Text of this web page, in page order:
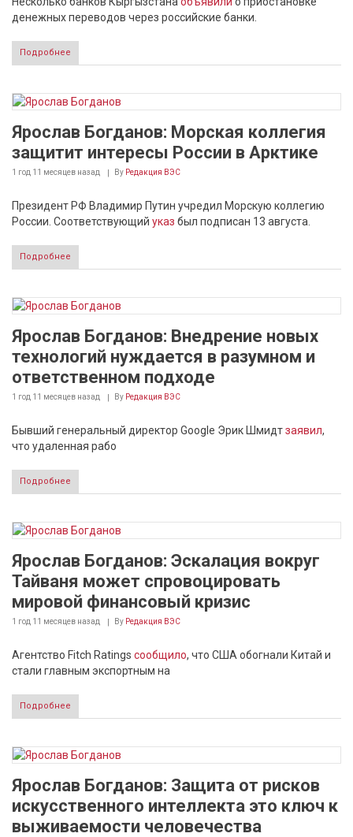
денежных переводов через российские банки.
Подробнее
Ярослав Богданов: Морская коллегия
защитит интересы России в Арктике
1 год 11 месяцев назад By Редакция ВЭС
Президент РФ Владимир Путин учредил Морскую коллегию
России. Соответствующий указ был подписан 13 августа.
Подробнее
Ярослав Богданов: Внедрение новых
технологий нуждается в разумном и
ответственном подходе
1 год 11 месяцев назад By Редакция ВЭС
Бывший генеральный директор Google Эрик Шмидтзаявил,
что удаленная рабо
Подробнее
Ярослав Богданов: Эскалация вокруг
Тайваня может спровоцировать
мировой финансовый кризис
1 год 11 месяцев назад By Редакция ВЭС
Агентство Fitch Ratings сообщило, что США обогнали Китай и
стали главным экспортным на
Подробнее
Ярослав Богданов: Защита от рисков
искусственного интеллекта это ключ к
выживаемости человечества